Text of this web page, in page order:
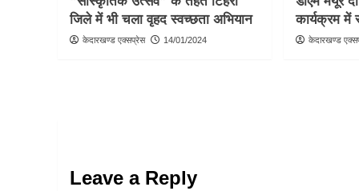
जिले में भी चला वृहद स्वच्छता अभियान
केदारखण्ड एक्सप्रेस 14/01/2024
कार्यक्रम में
केदारखण्ड
Leave a Reply